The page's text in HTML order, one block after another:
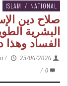
ISLAM / NATIONAL
صلاح دين
البشرية
الفساد
/
25/06/2026
0
/